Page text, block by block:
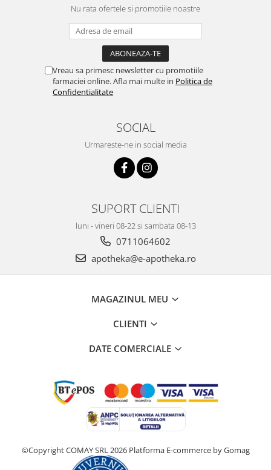
Nu rata ofertele si promotiile noastre
Vreau sa primesc newsletter cu promotiile
farmaciei online. Afla mai multe in Politica de
Confidentialitate
SOCIAL
Urmareste-ne in social media
SUPORT CLIENTI
luni - vineri 08-22 si sambata 08-13
0711064602
apotheka@e-apotheka.ro
MAGAZINUL MEU
CLIENTI
DATE COMERCIALE
©Copyright COMAY SRL 2026 Platforma E-commerce by Gomag